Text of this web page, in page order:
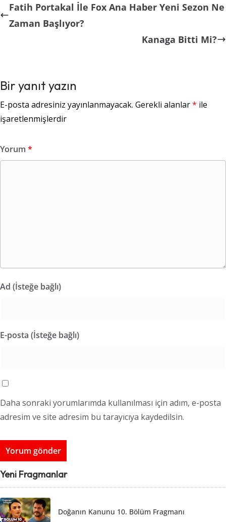
Fatih Portakal İle Fox Ana Haber Yeni Sezon Ne
Zaman Başlıyor?
Kanaga Bitti Mi?
Bir yanıt yazın
E-posta adresiniz yayınlanmayacak. Gerekli alanlar* ile
işaretlenmişlerdir
Yorum *
Ad (İsteğe bağlı)
E-posta (İsteğe bağlı)
Daha sonraki yorumlarımda kullanılması için adım, e-posta
adresim ve site adresim bu tarayıcıya kaydedilsin.
Yeni Fragmanlar
Doğanın Kanunu 10. Bölüm Fragmanı